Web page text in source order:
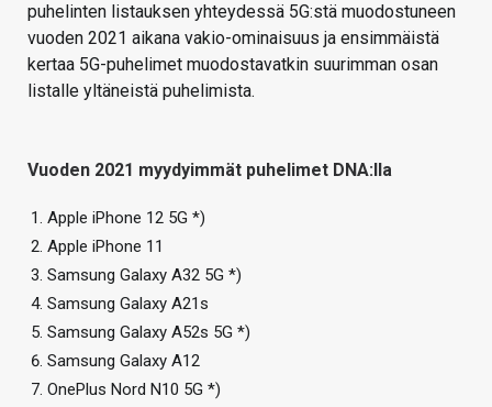
puhelinten listauksen yhteydessä 5G:stä muodostuneen
vuoden 2021 aikana vakio-ominaisuus ja ensimmäistä
kertaa 5G-puhelimet muodostavatkin suurimman osan
listalle yltäneistä puhelimista.
Vuoden 2021 myydyimmät puhelimet DNA:lla
Apple iPhone 12 5G *)
Apple iPhone 11
Samsung Galaxy A32 5G *)
Samsung Galaxy A21s
Samsung Galaxy A52s 5G *)
Samsung Galaxy A12
OnePlus Nord N10 5G *)